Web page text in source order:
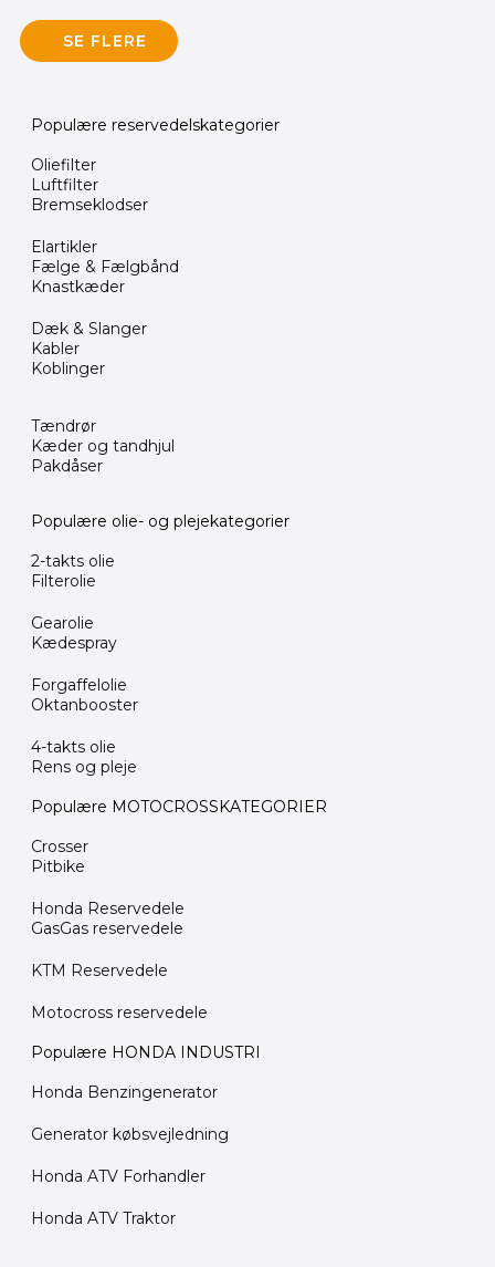
SE FLERE
Populære reservedelskategorier
Oliefilter
Luftfilter
Bremseklodser
Elartikler
Fælge & Fælgbånd
Knastkæder
Dæk & Slanger
Kabler
Koblinger
Tændrør
Kæder og tandhjul
Pakdåser
Populære olie- og plejekategorier
2-takts olie
Filterolie
Gearolie
Kædespray
Forgaffelolie
Oktanbooster
4-takts olie
Rens og pleje
Populære MOTOCROSSKATEGORIER
Crosser
Pitbike
Honda Reservedele
GasGas reservedele
KTM Reservedele
Motocross reservedele
Populære HONDA INDUSTRI
Honda Benzingenerator
Generator købsvejledning
Honda ATV Forhandler
Honda ATV Traktor